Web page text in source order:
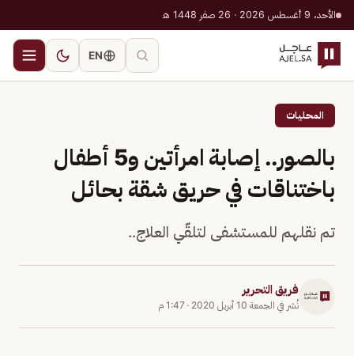
الأحد، 9 أغسطس 2026 · 26 صفر 1448 هـ
EN
المحليات
بالصور.. إصابة امرأتين و5 أطفال
باختناقات في حريق شقة بحائل
تم نقلهم للمستشفى لتلقّي العلاج..
فريق التحرير
نُشر في الجمعة 10 أبريل 2020 · 1:47 م